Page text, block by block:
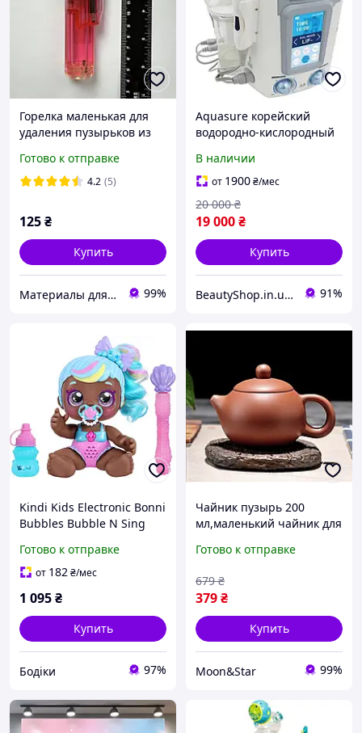
Горелка маленькая для
удаления пузырьков из
Готово к отправке
4.2 (5)
125₴
Купить
Материалы для работы с эпоксидной смолой - Crazy fingers 99%
Aquasure корейский
водородно-кислородный
аппарат с маленькими
пузырьками для глубокой
очистки и восстановлени
В наличии
от 1900₴/мес
19 000₴
20 000 ₴
Купить
BeautyShop.in.ua - Интернет-магазин по продаже материалов красоты, Телеграм @Beautyshopinua 91%
Kindi Kids Electronic Bonni
Bubbles Bubble N Sing
маленькая сестричка
Готово к отправке
от 182₴/мес
1 095₴
Купить
Бодіки 97%
Чайник пузырь 200
мл,маленький чайник для
чайник для заварки чая,
коричнев
Готово к отправке
379₴
679 ₴
Купить
Moon&Star 99%